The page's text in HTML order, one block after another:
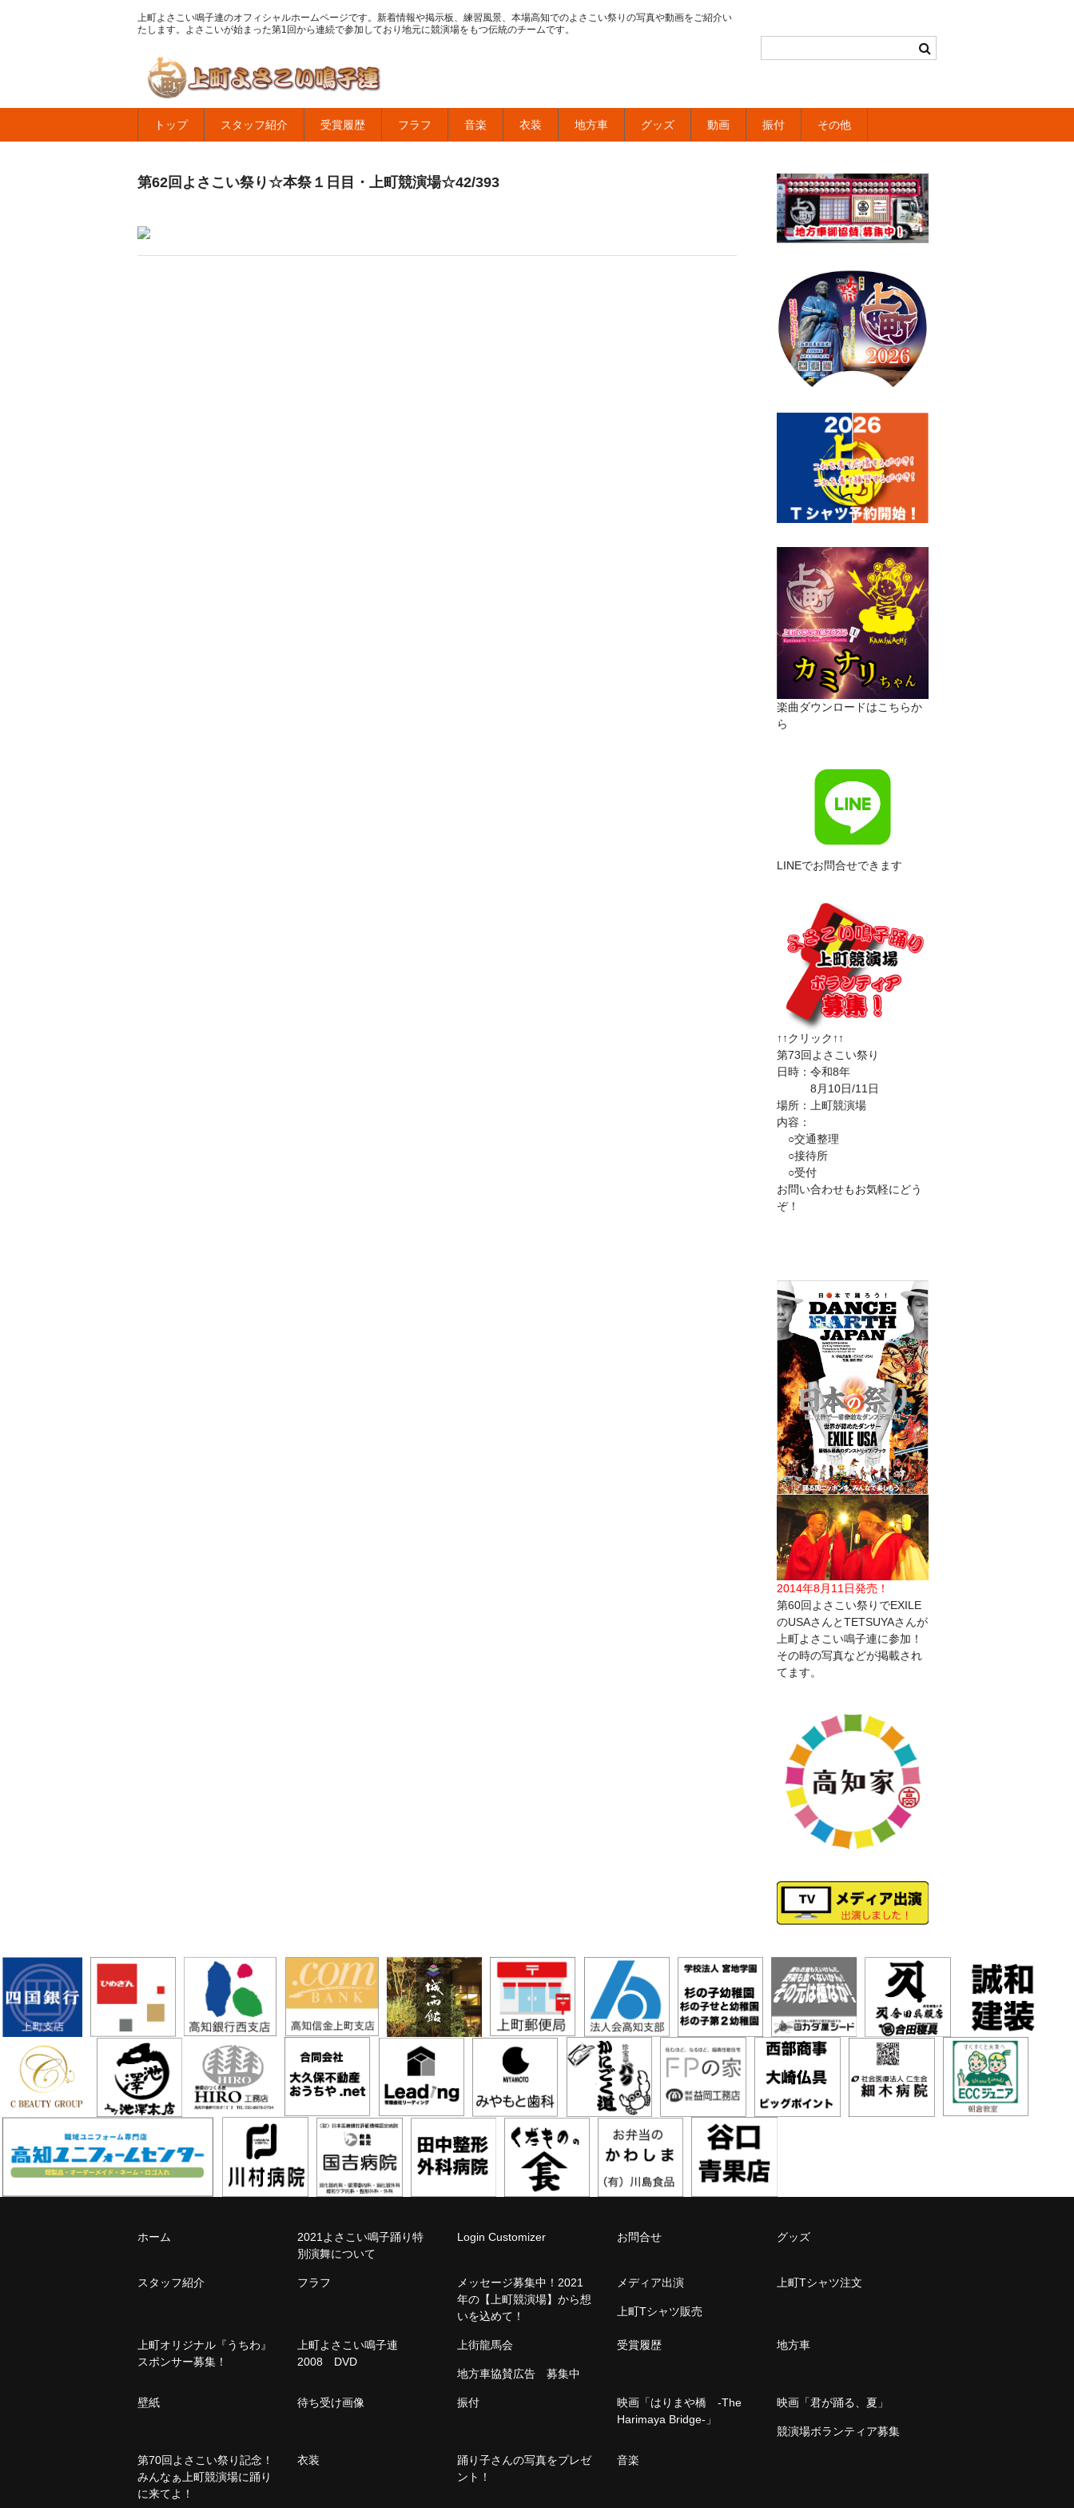
上町よさこい鳴子連のオフィシャルホームページです。新着情報や掲示板、練習風景、本場高知でのよさこい祭りの写真や動画をご紹介い
たします。よさこいが始まった第1回から連続で参加しており地元に競演場をもつ伝統のチームです。
トップ スタッフ紹介 受賞履歴 フラフ 音楽 衣装 地方車 グッズ 動画 振付 その他
第62回よさこい祭り☆本祭１日目・上町競演場☆42/393
楽曲ダウンロードはこちらか
ら
LINEでお問合せできます
↑↑クリック↑↑
第73回よさこい祭り
日時：令和8年
8月10日/11日
場所：上町競演場
内容：
○交通整理
○接待所
○受付
お問い合わせもお気軽にどう
ぞ！
2014年8月11日発売！
第60回よさこい祭りでEXILE
のUSAさんとTETSUYAさんが
上町よさこい鳴子連に参加！
その時の写真などが掲載され
てます。
ホーム
2021よさこい鳴子踊り特
別演舞について
Login Customizer お問合せ グッズ
スタッフ紹介 フラフ
メッセージ募集中！2021
年の【上町競演場】から想
いを込めて！
メディア出演 上町Tシャツ注文
上町Tシャツ販売
上町オリジナル『うちわ』
スポンサー募集！
上町よさこい鳴子連
2008 DVD
上街龍馬会 受賞履歴 地方車
地方車協賛広告 募集中
壁紙 待ち受け画像 振付
映画「はりまや橋 -The
Harimaya Bridge-」
映画「君が踊る、夏」
競演場ボランティア募集
第70回よさこい祭り記念！
みんなぁ上町競演場に踊り
に来てよ！
衣装
踊り子さんの写真をプレゼ
ント！
音楽